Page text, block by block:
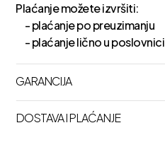
Plaćanje možete izvršiti:
- plaćanje po preuzimanju
- plaćanje lično u poslovnici
GARANCIJA
DOSTAVA I PLAĆANJE